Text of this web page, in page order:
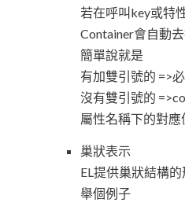
若在呼叫key或特
Container會自動
簡單說就是
有加雙引號的 =>
沒有雙引號的
屬性名稱下的對應
巢狀表示
EL提供巢狀結構
舉個例子